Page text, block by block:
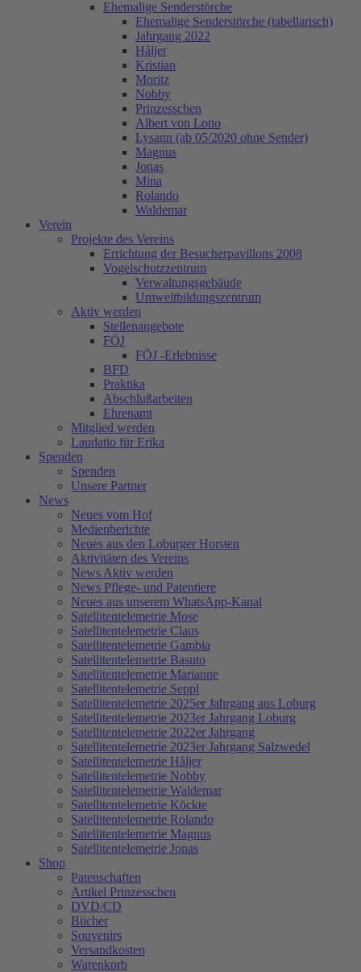
Ehemalige Senderstörche
Ehemalige Senderstörche (tabellarisch)
Jahrgang 2022
Håljer
Kristian
Moritz
Nobby
Prinzesschen
Albert von Lotto
Lysann (ab 05/2020 ohne Sender)
Magnus
Jonas
Mina
Rolando
Waldemar
Verein
Projekte des Vereins
Errichtung der Besucherpavillons 2008
Vogelschutzzentrum
Verwaltungsgebäude
Umweltbildungszentrum
Aktiv werden
Stellenangebote
FÖJ
FÖJ -Erlebnisse
BFD
Praktika
Abschlußarbeiten
Ehrenamt
Mitglied werden
Laudatio für Erika
Spenden
Spenden
Unsere Partner
News
Neues vom Hof
Medienberichte
Neues aus den Loburger Horsten
Aktivitäten des Vereins
News Aktiv werden
News Pflege- und Patentiere
Neues aus unserem WhatsApp-Kanal
Satellitentelemetrie Mose
Satellitentelemetrie Claus
Satellitentelemetrie Gambia
Satellitentelemetrie Basuto
Satellitentelemetrie Marianne
Satellitentelemetrie Seppl
Satellitentelemetrie 2025er Jahrgang aus Loburg
Satellitentelemetrie 2023er Jahrgang Loburg
Satellitentelemetrie 2022er Jahrgang
Satellitentelemetrie 2023er Jahrgang Salzwedel
Satellitentelemetrie Håljer
Satellitentelemetrie Nobby
Satellitentelemetrie Waldemar
Satellitentelemetrie Köckte
Satellitentelemetrie Rolando
Satellitentelemetrie Magnus
Satellitentelemetrie Jonas
Shop
Patenschaften
Artikel Prinzesschen
DVD/CD
Bücher
Souvenirs
Versandkosten
Warenkorb